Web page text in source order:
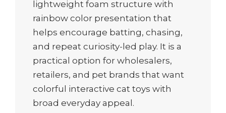
lightweight foam structure with
rainbow color presentation that
helps encourage batting, chasing,
and repeat curiosity-led play. It is a
practical option for wholesalers,
retailers, and pet brands that want
colorful interactive cat toys with
broad everyday appeal.